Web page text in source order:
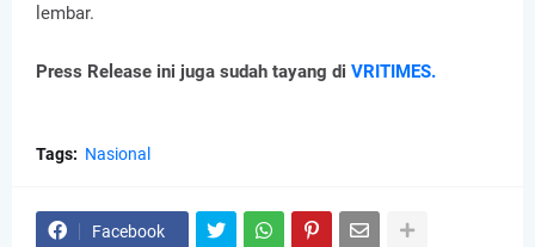
lembar.
Press Release ini juga sudah tayang di VRITIMES.
Tags: Nasional
Facebook